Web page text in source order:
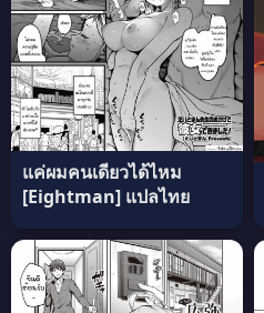
แค่ผมคนเดียวได้ไหม
[Eightman] แปลไทย